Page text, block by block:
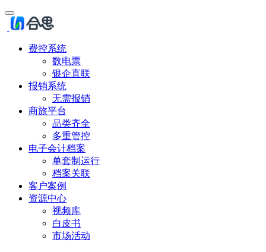
费控系统
数电票
银企直联
报销系统
无需报销
商旅平台
品类齐全
多重管控
电子会计档案
单套制运行
档案关联
客户案例
资源中心
视频库
白皮书
市场活动